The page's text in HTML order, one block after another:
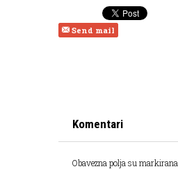
Send mail
Komentari
Obavezna polja su markirana